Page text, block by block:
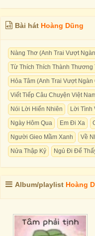
Bài hát Hoàng Dũng
Nàng Thơ (Anh Trai Vượt
Từ Thích Thích Thành Thương
Hỏa Tâm (Anh Trai Vượt
Viết Tiếp Câu Chuyện Việt
Nói Lời Hiển Nhiên
Lời Tình
Ngày Hôm Qua
Em Đi Xa
Người Gieo Mầm Xanh
Về
Nửa Thập Kỷ
Ngủ Đi Để
Album/playlist Hoàng